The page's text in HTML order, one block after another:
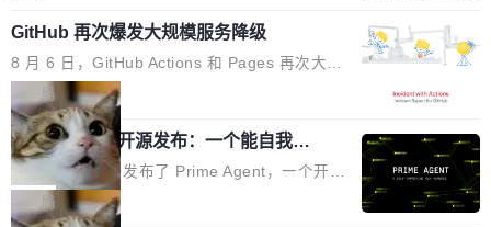
鸿蒙通过统一技术底座和分布式能力，为不同类
型智能设备的开发、连接与互联提供关键支撑，
也为产业链企业探索产品创新与商业增长打开新
的空间。 8月14日，开源鸿蒙智能硬件开发者日
（OHDD：OpenHarmony Hardware Develope
r Day）将在杭州启航。活动面向智能硬件产业
链企业和开发者，邀请行业专家与资深技术顾
问，围绕开源鸿蒙技术能力、设备适配、芯片适
GitHub 再次爆发大规模服务降级
8 月 6 日，GitHub Actions 和 Pages 再次大规
模服务降级，Actions 完全不可用超过 5 小时，
webhook 停发，连自托管 runner 也因调度层故
障无法工作。Pages、Copilot code review、C
opilot coding agent 全部受影响。从检测到完全
恢复，大约 12 小时。 这是 2026 年 8 月的第六
起事故，其中四起与 AI/Copilot 服务相关。 Git
局
Prime Agent 开源发布：一个能自我改
进的编程 Agent，ARC-AGI 3 超越人类
专家基线
Prime Intellect 发布了 Prime Agent，一个开源
的编程 Agent Harness，核心设计围绕两个抽
局